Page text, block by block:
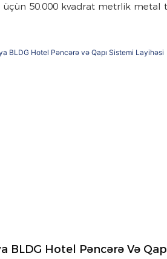
50.000 kvadrat metrlik metal
üçün hazırlanmış tam
BLDG Hotel Pəncərə Və